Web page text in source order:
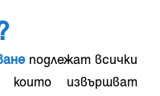
подлежат всички
които извършват